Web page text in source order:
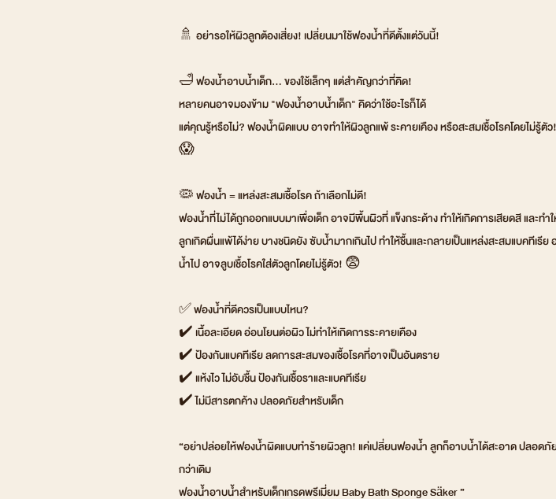
🚿 อย่ารอให้ผิวลูกต้องเสี่ยง! เปลี่ยนมาใช้ฟองน้ำที่ดีตั้งแต่วันนี้!
🛁 ฟองน้ำอาบน้ำเด็ก… ของใช้เล็กๆ แต่สำคัญกว่าที่คิด!
หลายคนอาจมองข้าม "ฟองน้ำอาบน้ำเด็ก" คิดว่าใช้อะไรก็ได้
แต่คุณรู้หรือไม่? ฟองน้ำผิดแบบ อาจทำให้ผิวลูกแพ้ ระคายเคือง หรือสะสมเชื้อโรคโดยไม่รู้ตัว!
😱
🦠 ฟองน้ำ = แหล่งสะสมเชื้อโรค ถ้าเลือกไม่ดี!
ฟองน้ำที่ไม่ได้ถูกออกแบบมาเพื่อเด็ก อาจมีพื้นผิวที่ แข็งกระด้าง ทำให้เกิดการเสียดสี และทำ
ลูกเกิดผื่นแพ้ได้ง่าย บางชนิดยัง ซับน้ำมากเกินไป ทำให้ชื้นและกลายเป็นแหล่งสะสมแบคทีเรีย
น้ำไป อาจลูบเชื้อโรคใส่ตัวลูกโดยไม่รู้ตัว! 😨
✅ ฟองน้ำที่ดีควรเป็นแบบไหน?
✔️ เนื้อละเอียด อ่อนโยนต่อผิว ไม่ทำให้เกิดการระคายเคือง
✔️ ป้องกันแบคทีเรีย ลดการสะสมของเชื้อโรคที่อาจเป็นอันตราย
✔️ แห้งไว ไม่อับชื้น ป้องกันเชื้อราและแบคทีเรีย
✔️ ไม่มีสารตกค้าง ปลอดภัยสำหรับเด็ก
“อย่าปล่อยให้ฟองน้ำผิดแบบทำร้ายผิวลูก! แค่เปลี่ยนฟองน้ำ ลูกก็อาบน้ำได้สะอาด ปลอดภั
กว่าเดิม
ฟองน้ำอาบน้ำสำหรับเด็กเกรดพรีเมี่ยม Baby Bath Sponge Säker ”